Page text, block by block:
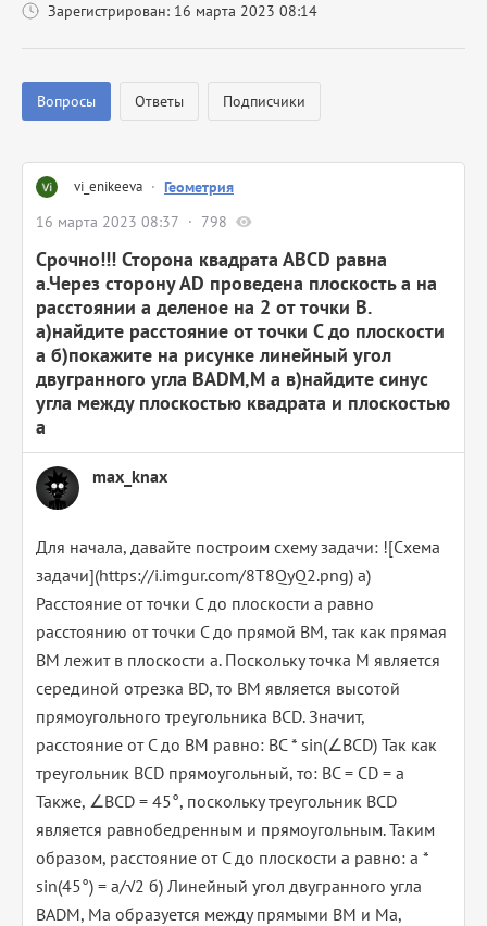
Зарегистрирован: 16 марта 2023 08:14
Вопросы Ответы Подписчики
vi_enikeeva · Геометрия
16 марта 2023 08:37
798
Срочно!!! Сторона квадрата АВСD равна
а.Через сторону АD проведена плоскость а на
расстоянии а деленое на 2 от точки В.
а)найдите расстояние от точки С до плоскости
а б)покажите на рисунке линейный угол
двугранного угла ВАDМ,M а в)найдите синус
угла между плоскостью квадрата и плоскостью
а
max_knax
Для начала, давайте построим схему задачи: ![Схема
задачи](https://i.imgur.com/8T8QyQ2.png) а)
Расстояние от точки С до плоскости а равно
расстоянию от точки С до прямой BM, так как прямая
BM лежит в плоскости а. Поскольку точка М является
серединой отрезка ВD, то BM является высотой
прямоугольного треугольника ВCD. Значит,
расстояние от С до BM равно: BC * sin(∠BCD) Так как
треугольник ВCD прямоугольный, то: BC = CD = a
Также, ∠BCD = 45°, поскольку треугольник ВCD
является равнобедренным и прямоугольным. Таким
образом, расстояние от С до плоскости а равно: a *
sin(45°) = a/√2 б) Линейный угол двугранного угла
ВАDМ, Mа образуется между прямыми ВМ и Ма,